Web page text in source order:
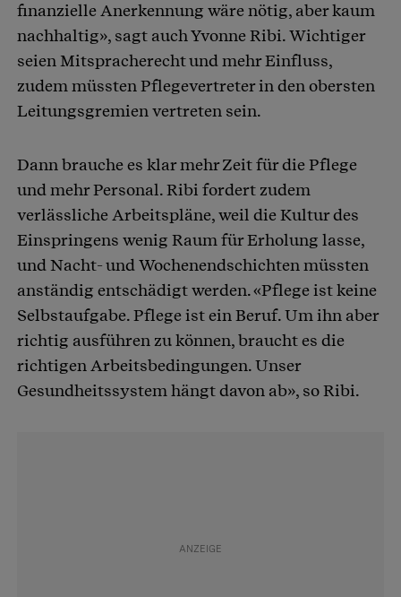
finanzielle Anerkennung wäre nötig, aber kaum
nachhaltig», sagt auch Yvonne Ribi. Wichtiger
seien Mitspracherecht und mehr Einfluss,
zudem müssten Pflegevertreter in den obersten
Leitungsgremien vertreten sein.
Dann brauche es klar mehr Zeit für die Pflege
und mehr Personal. Ribi fordert zudem
verlässliche Arbeitspläne, weil die Kultur des
Einspringens wenig Raum für Erholung lasse,
und Nacht- und Wochenendschichten müssten
anständig entschädigt werden. «Pflege ist keine
Selbstaufgabe. Pflege ist ein Beruf. Um ihn aber
richtig ausführen zu können, braucht es die
richtigen Arbeitsbedingungen. Unser
Gesundheitssystem hängt davon ab», so Ribi.